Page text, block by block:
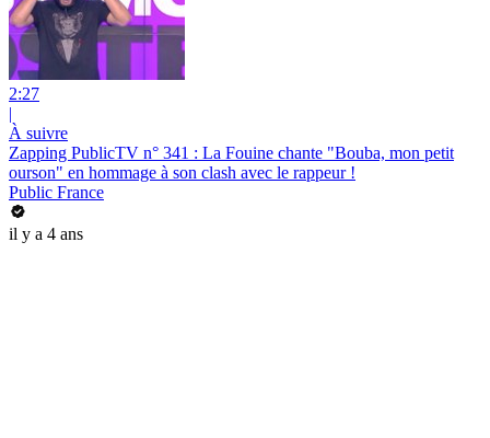
2:27
|
À suivre
Zapping PublicTV n° 341 : La Fouine chante "Bouba, mon petit
ourson" en hommage à son clash avec le rappeur !
Public France
il y a 4 ans